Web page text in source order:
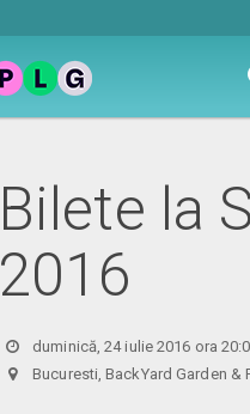
Bilete la
2016
duminică, 24 iulie 2016 ora
Bucuresti, BackYard Garden